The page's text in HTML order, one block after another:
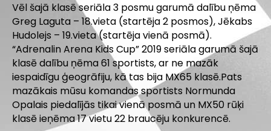
Vēl šajā klasē seriāla 3 posmu garumā dalību ņēma
Greg Laguta – 18.vieta (startēja 2 posmos), Jēkabs
Hudolejs – 19.vieta (startēja vienā posmā).
“Adrenalin Arena Kids Cup” 2019 seriāla garumā šajā
klasē dalību ņēma 61 sportists, ar ne mazāk
iespaidīgu ģeogrāfiju, kā tas bija MX65 klasē.Pats
mazākais mūsu komandas sportists Normunda
Opalais piedalījās tikai vienā posmā un MX50 rūķi
klasē ieņēma 17 vietu 22 braucēju konkurencē.